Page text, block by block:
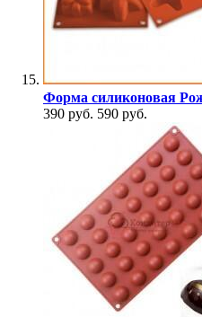
Форма силиконовая
390 руб. 590 руб.